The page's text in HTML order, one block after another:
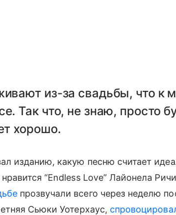
из-за свадьбы, что к
Так что, не знаю, просто
хорошо.
изданию, какую песню считает
“Endless Love” Лайонела
прозвучали всего через неделю
Сьюки Уотерхаус,